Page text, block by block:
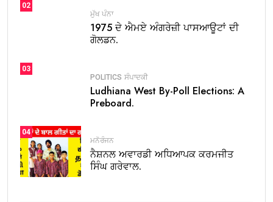
02
ਮੁੱਖ ਪੰਨਾ
1975 ਦੇ ਐਮਏ ਅੰਗਰੇਜ਼ੀ ਪਾਸਆਊਟਾਂ ਦੀ
ਗੋਲਡਨ.
03
POLITICS ਸੰਪਾਦਕੀ
Ludhiana West By-Poll Elections: A
Preboard.
04
ਮਨੋਰੰਜਨ
ਨੈਸ਼ਨਲ ਅਵਾਰਡੀ ਅਧਿਆਪਕ ਕਰਮਜੀਤ
ਸਿੰਘ ਗਰੇਵਾਲ.